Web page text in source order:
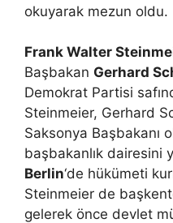
okuyarak mezun oldu.
Frank Walter
Başbakan Gerhard
Demokrat Partisi
Steinmeier, Gerhard
Saksonya Başbakanı
başbakanlık dairesini
Berlin‘de hükümeti
Steinmeier de
gelerek önce devlet